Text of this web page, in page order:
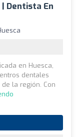
Dentista En
en Huesca,
dentales
la región. Con